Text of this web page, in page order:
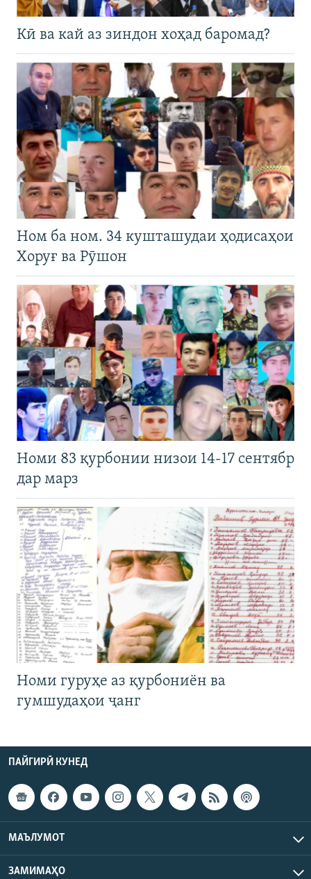
Кӣ ва кай аз зиндон хоҳад баромад?
Ном ба ном. 34 кушташудаи ҳодисаҳои
Хоруғ ва Рӯшон
Номи 83 қурбонии низои 14-17 сентябр
дар марз
Номи гуруҳе аз қурбониён ва
гумшудаҳои ҷанг
ПАЙГИРӢ КУНЕД
МАЪЛУМОТ
ЗАМИМАҲО